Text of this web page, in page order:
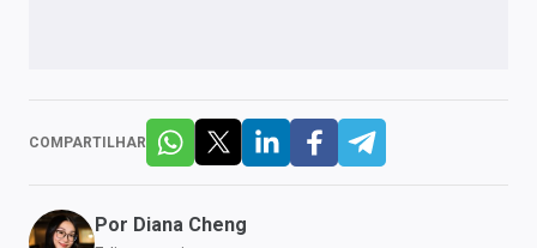
COMPARTILHAR
Por Diana Cheng